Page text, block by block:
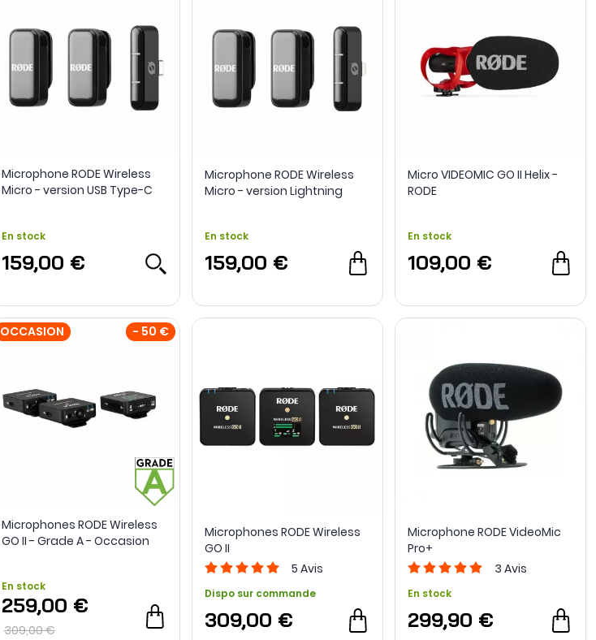
Microphone RODE Wireless
Micro - version USB Type-C
En stock
159,00 €
Microphone RODE Wireless
Micro - version Lightning
En stock
159,00 €
Micro VIDEOMIC GO II Helix -
RODE
En stock
109,00 €
OCCASION - 50 €
Microphones RODE Wireless
GO II - Grade A - Occasion
En stock
259,00 €
309,00 €
Microphones RODE Wireless
GO II
5 Avis
Dispo sur commande
309,00 €
Microphone RODE VideoMic
Pro+
3 Avis
En stock
299,90 €